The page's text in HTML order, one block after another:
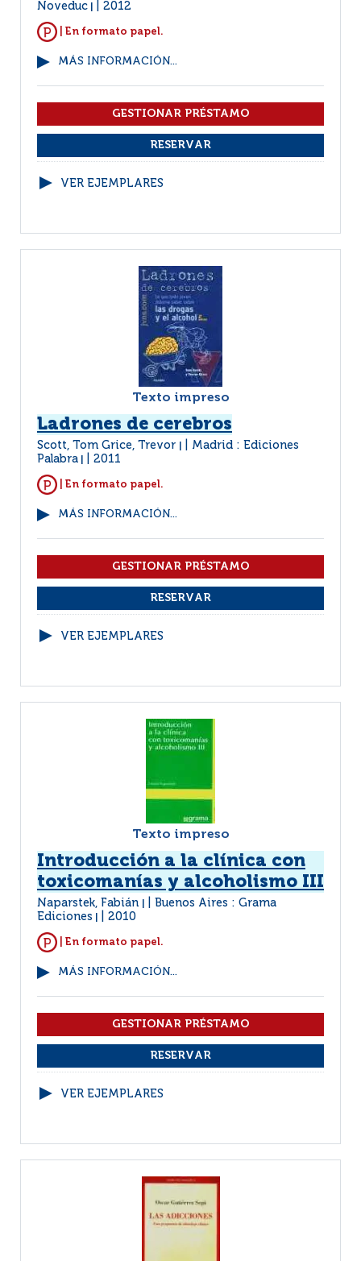
Noveduc
2012
| En formato papel.
MÁS INFORMACIÓN...
VER EJEMPLARES
Texto impreso
Ladrones de cerebros
Scott, Tom Grice, Trevor
Madrid : Ediciones
Palabra
2011
| En formato papel.
MÁS INFORMACIÓN...
VER EJEMPLARES
Texto impreso
Introducción a la clínica con
toxicomanías y alcoholismo III
Naparstek, Fabián
Buenos Aires : Grama
Ediciones
2010
| En formato papel.
MÁS INFORMACIÓN...
VER EJEMPLARES